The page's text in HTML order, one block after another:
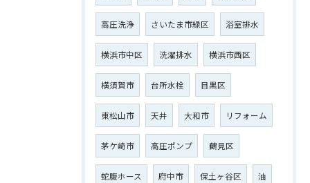
高圧洗浄 さいたま市緑区 浴室排水
横浜市中区 洗濯排水 横浜市西区
横須賀市 台所水栓 目黒区
東松山市 天井 大和市 リフォーム
茅ケ崎市 高圧ポンプ 鶴見区
蛇腹ホース 府中市 保土ヶ谷区 油
ご相談はこちら